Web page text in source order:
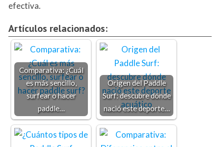
efectiva.
Artículos relacionados:
Comparativa: ¿Cuál
es más sencillo,
surfear o hacer
paddle…
Origen del Paddle
Surf: descubre dónde
nació este deporte…